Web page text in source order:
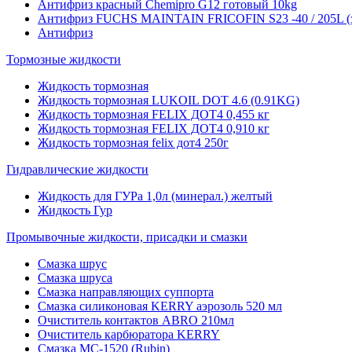
Антифриз красный Chemipro G12 готовый 10kg
Антифриз FUCHS MAINTAIN FRICOFIN S23 -40 / 205L
Антифриз
Тормозные жидкости
Жидкость тормозная
Жидкость тормозная LUKOIL DOT 4.6 (0.91KG)
Жидкость тормозная FELIX ДОТ4 0,455 кг
Жидкость тормозная FELIX ДОТ4 0,910 кг
Жидкость тормозная felix дот4 250г
Гидравлические жидкости
Жидкость для ГУРа 1,0л (минерал.) желтый
Жидкость Гур
Промывочные жидкости, присадки и смазки
Смазка шрус
Смазка шруса
Смазка направляющих суппорта
Смазка силиконовая KERRY аэрозоль 520 мл
Очиститель контактов ABRO 210мл
Очиститель карбюратора KERRY
Смазка МС-1520 (Rubin)